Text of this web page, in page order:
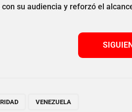
su audiencia y reforzó el
VENEZUELA